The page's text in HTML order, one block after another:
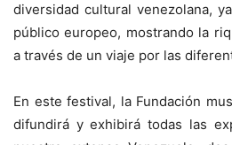
diversidad cultural venezolana,
público europeo, mostrando la
a través de un viaje por las
En este festival, la Fundación
difundirá y exhibirá todas las